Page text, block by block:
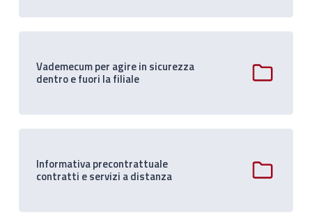
Vademecum per agire in sicurezza
dentro e fuori la filiale
Informativa precontrattuale
contratti e servizi a distanza